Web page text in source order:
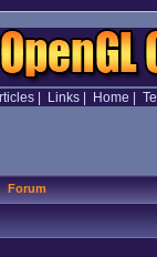
| Links| Home
Forum